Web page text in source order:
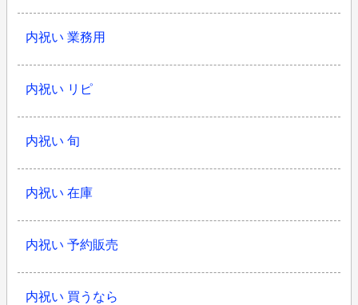
内祝い 業務用
内祝い リピ
内祝い 旬
内祝い 在庫
内祝い 予約販売
内祝い 買うなら